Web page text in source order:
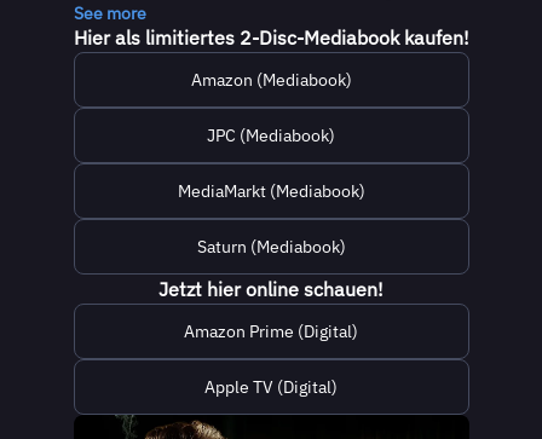
See more
Hier als limitiertes 2-Disc-Mediabook kaufen!
Amazon (Mediabook)
JPC (Mediabook)
MediaMarkt (Mediabook)
Saturn (Mediabook)
Jetzt hier online schauen!
Amazon Prime (Digital)
Apple TV (Digital)